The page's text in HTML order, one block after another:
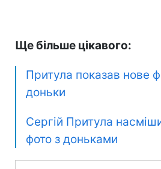
Ще більше цікавого:
Притула показав нове
доньки
Сергій Притула
фото з доньками